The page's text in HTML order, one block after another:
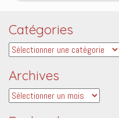
Catégories
Catégories
Archives
Archives